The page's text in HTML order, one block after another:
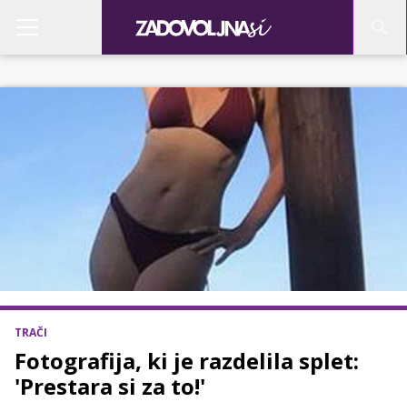
TRAČI
Fotografija, ki je razdelila splet:
'Prestara si za to!'